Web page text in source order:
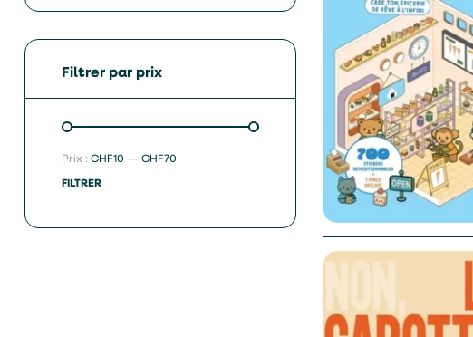
Filtrer par prix
FILTRER
Prix : CHF10 — CHF70